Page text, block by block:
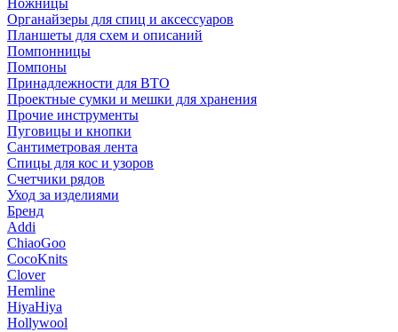
Ножницы
Органайзеры для спиц и аксессуаров
Планшеты для схем и описаний
Помпонницы
Помпоны
Принадлежности для ВТО
Проектные сумки и мешки для хранения
Прочие инструменты
Пуговицы и кнопки
Сантиметровая лента
Спицы для кос и узоров
Счетчики рядов
Уход за изделиями
Бренд
Addi
ChiaoGoo
CocoKnits
Clover
Hemline
HiyaHiya
Hollywool